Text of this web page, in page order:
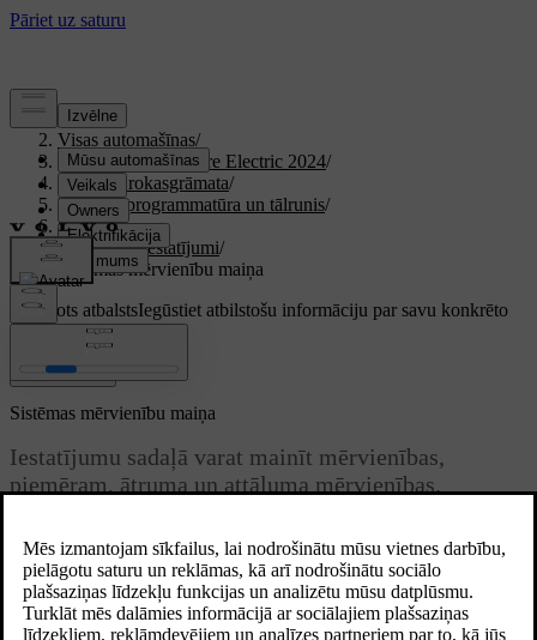
Atbalsts
Visas automašīnas/
XC40 Recharge Pure Electric 2024/
Lietotāja rokasgrāmata/
Displeji, programmatūra un tālrunis/
Displeji/
Sistēmas iestatījumi/
Sistēmas mērvienību maiņa
Pielāgots atbalstsIegūstiet atbilstošu informāciju par savu konkrēto
automašīnu.
Pierakstīties
Sistēmas mērvienību maiņa
Iestatījumu sadaļā varat mainīt mērvienības,
piemēram, ātruma un attāluma mērvienības.